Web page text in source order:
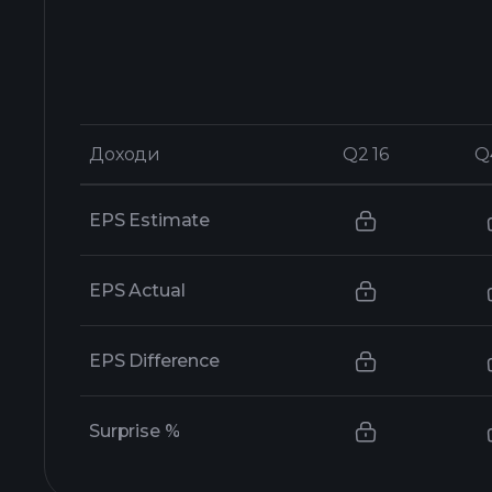
Доходи Q2 16
Доходи Q2 16
EPS Estimate
EPS Actual
EPS Difference
Surprise %